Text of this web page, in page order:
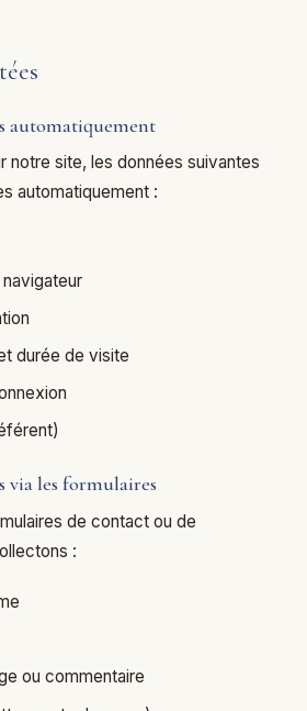
automatiquement
notre site, les données suivantes
automatiquement :
durée de visite
via les formulaires
de contact ou de
:
ou commentaire